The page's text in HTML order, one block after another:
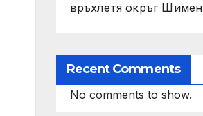
връхлетя окръг Шимен
Recent Comments
No comments to show.